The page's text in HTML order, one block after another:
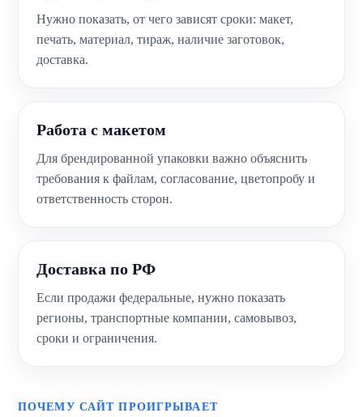
Нужно показать, от чего зависят сроки: макет,
печать, материал, тираж, наличие заготовок,
доставка.
Работа с макетом
Для брендированной упаковки важно объяснить
требования к файлам, согласование, цветопробу и
ответственность сторон.
Доставка по РФ
Если продажи федеральные, нужно показать
регионы, транспортные компании, самовывоз,
сроки и ограничения.
ПОЧЕМУ САЙТ ПРОИГРЫВАЕТ